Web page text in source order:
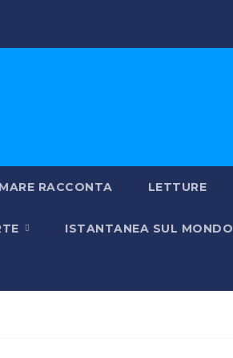
RACCONTA LETTURE
ISTANTANEA SUL MONDO